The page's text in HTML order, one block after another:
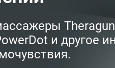
и другое